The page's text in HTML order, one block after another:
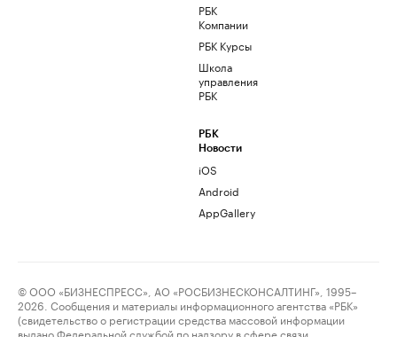
РБК
Компании
РБК Курсы
Школа
управления
РБК
РБК
Новости
iOS
Android
AppGallery
© ООО «БИЗНЕСПРЕСС», АО «РОСБИЗНЕСКОНСАЛТИНГ», 1995–
2026. Сообщения и материалы информационного агентства «РБК»
(свидетельство о регистрации средства массовой информации
выдано Федеральной службой по надзору в сфере связи,